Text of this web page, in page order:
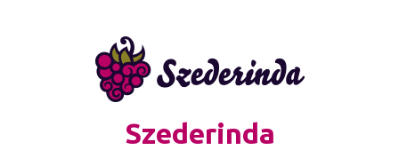
Szederinda